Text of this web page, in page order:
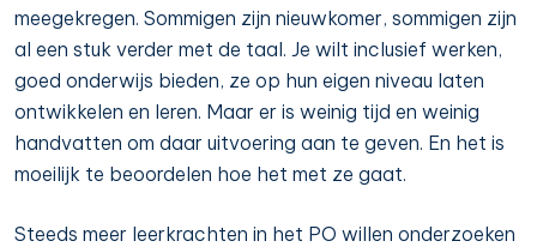
meegekregen. Sommigen zijn nieuwkomer, sommigen zijn
al een stuk verder met de taal. Je wilt inclusief werken,
goed onderwijs bieden, ze op hun eigen niveau laten
ontwikkelen en leren. Maar er is weinig tijd en weinig
handvatten om daar uitvoering aan te geven. En het is
moeilijk te beoordelen hoe het met ze gaat.
Steeds meer leerkrachten in het PO willen onderzoeken